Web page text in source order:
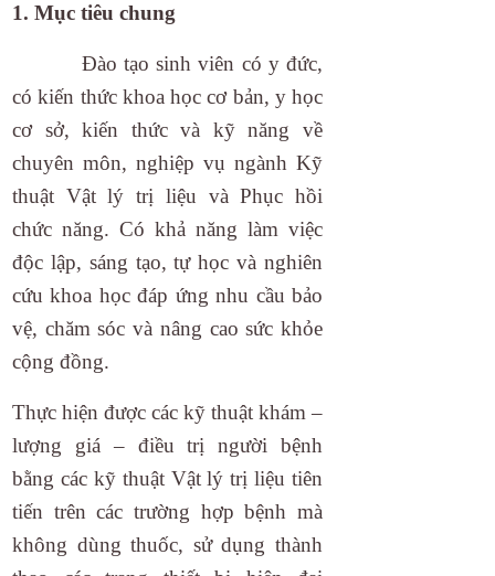
1. Mục tiêu chung
Đào tạo sinh viên có y đức,
có kiến thức khoa học cơ bản, y học
cơ sở, kiến thức và kỹ năng về
chuyên môn, nghiệp vụ ngành Kỹ
thuật Vật lý trị liệu và Phục hồi
chức năng. Có khả năng làm việc
độc lập, sáng tạo, tự học và nghiên
cứu khoa học đáp ứng nhu cầu bảo
vệ, chăm sóc và nâng cao sức khỏe
cộng đồng.
Thực hiện được các kỹ thuật khám –
lượng giá – điều trị người bệnh
bằng các kỹ thuật Vật lý trị liệu tiên
tiến trên các trường hợp bệnh mà
không dùng thuốc, sử dụng thành